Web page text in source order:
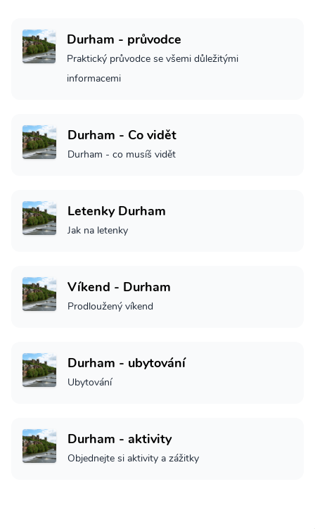
Durham - průvodce
Praktický průvodce se všemi důležitými
informacemi
Durham - Co vidět
Durham - co musíš vidět
Letenky Durham
Jak na letenky
Víkend - Durham
Prodloužený víkend
Durham - ubytování
Ubytování
Durham - aktivity
Objednejte si aktivity a zážitky